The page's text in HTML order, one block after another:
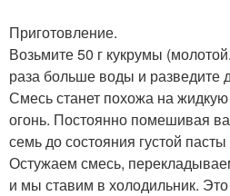
Приготовление.
Возьмите 50 г кукрумы
раза больше воды и разведите
Смесь станет похожа на
огонь. Постоянно помешивая
семь до состояния густой
Остужаем смесь,
и мы ставим в холодильник.